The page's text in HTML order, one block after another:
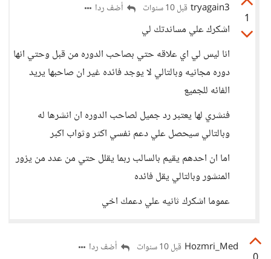
1
tryagain3 قبل 10 سنوات أضف ردا
اشكرك علي مساندتك لي
انا ليس لي اي علاقه حتي بصاحب الدوره من قبل وحتي انها
دوره مجانيه وبالتالي لا يوجد فائده غير ان صاحبها يريد
الفائه للجميع
فنشري لها يعتبر رد جميل لصاحب الدوره ان انشرها له
وبالتالي سيحصل علي دعم نفسي اكثر وثواب اكبر
اما ان احدهم يقيم بالسالب ربما يقلل حتي من عدد من يزور
المنشور وبالتالي يقل فائده
عموما اشكرك ثانيه علي دعمك اخي
Hozmri_Med قبل 10 سنوات أضف ردا